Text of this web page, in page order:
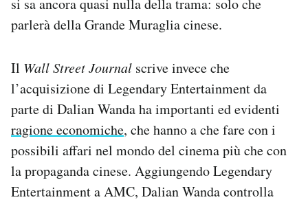
si sa ancora quasi nulla della trama: solo che
parlerà della Grande Muraglia cinese.
Il Wall Street Journal scrive invece che
l’acquisizione di Legendary Entertainment da
parte di Dalian Wanda ha importanti ed evidenti
ragione economiche, che hanno a che fare con i
possibili affari nel mondo del cinema più che con
la propaganda cinese. Aggiungendo Legendary
Entertainment a AMC, Dalian Wanda controlla